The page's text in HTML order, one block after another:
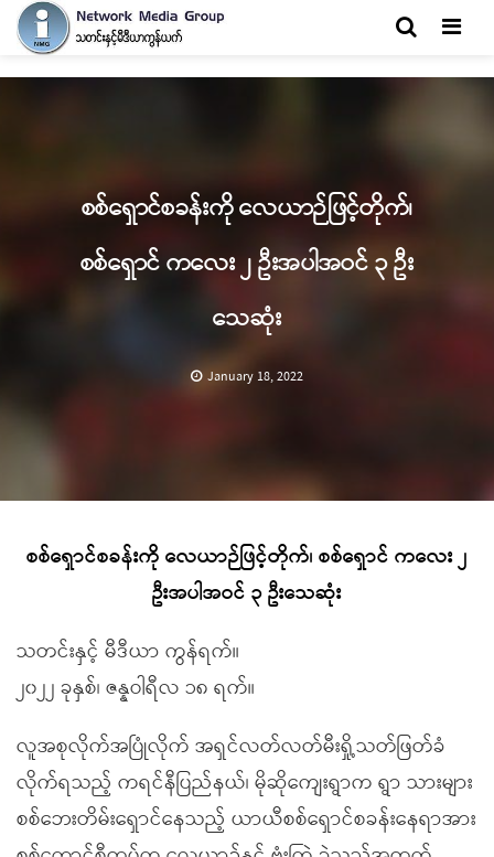
စစ်ရှောင်စခန်းကို လေယာဉ်ဖြင့်တိုက်၊
စစ်ရှောင် ကလေး ၂ ဦးအပါအဝင် ၃ ဦး
သေဆုံး
January 18, 2022
စစ်ရှောင်စခန်းကို လေယာဉ်ဖြင့်တိုက်၊ စစ်ရှောင် ကလေး ၂
ဦးအပါအဝင် ၃ ဦးသေဆုံး
သတင်းနှင့် မီဒီယာ ကွန်ရက်။
၂၀၂၂ ခုနှစ်၊ ဇန္နဝါရီလ ၁၈ ရက်။
လူအစုလိုက်အပြုံလိုက် အရှင်လတ်လတ်မီးရှို့သတ်ဖြတ်ခံ
လိုက်ရသည့် ကရင်နီပြည်နယ်၊ မိုဆိုကျေးရွာက ရွာ သားများ
စစ်ဘေးတိမ်းရှောင်နေသည့် ယာယီစစ်ရှောင်စခန်းနေရာအား